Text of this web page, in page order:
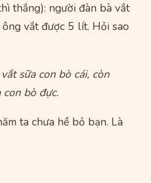
thắng): người đàn bà vắt
vắt được 5 lít. Hỏi sao
sữa con bò cái, còn
bò đực.
ta chưa hề bỏ bạn. Là